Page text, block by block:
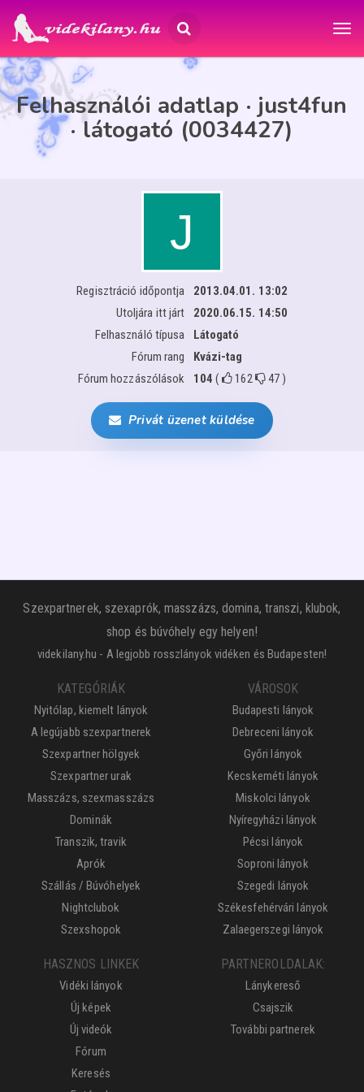
Felhasználói adatlap · just4fun
· látogató (0034427)
Regisztráció időpontja
2013.04.01. 13:02
Utoljára itt járt
2020.06.15. 14:50
Felhasználó típusa
Látogató
Fórum rang
Kvázi-tag
Fórum hozzászólások
104 ( 162 47)
Privát üzenet küldése
Szexpartnerek, szexaprók, masszázs, domina, transzi, klubok,
shop és búvóhely egy helyen!
videkilany.hu - A legjobb rosszlányok vidéken és Budapesten!
KATEGÓRIÁK
Nyitólap, kiemelt lányok
A legújabb szexpartnerek
Szexpartner hölgyek
Szexpartner urak
Masszázs, szexmasszázs
Dominák
Transzik, travik
Aprók
Szállás / Búvóhelyek
Nightclubok
Szexshopok
VÁROSOK
Budapesti lányok
Debreceni lányok
Győri lányok
Kecskeméti lányok
Miskolci lányok
Nyíregyházi lányok
Pécsi lányok
Soproni lányok
Szegedi lányok
Székesfehérvári lányok
Zalaegerszegi lányok
HASZNOS LINKEK
Vidéki lányok
Új képek
Új videók
Fórum
Keresés
PARTNEROLDALAK:
Lánykereső
Csajszik
További partnerek